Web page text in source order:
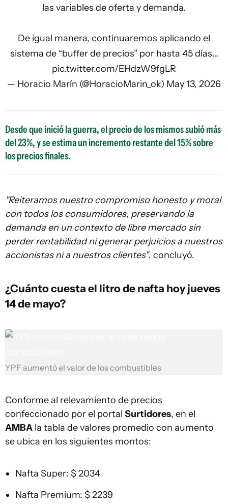
las variables de oferta y demanda.
De igual manera, continuaremos aplicando el
sistema de “buffer de precios” por hasta 45 días…
pic.twitter.com/EHdzW9fgLR
— Horacio Marín (@HoracioMarin_ok) May 13, 2026
Desde que inició la guerra, el precio de los mismos subió más
del 23%, y se estima un incremento restante del 15% sobre
los precios finales.
"Reiteramos nuestro compromiso honesto y moral
con todos los consumidores, preservando la
demanda en un contexto de libre mercado sin
perder rentabilidad ni generar perjuicios a nuestros
accionistas ni a nuestros clientes", concluyó.
¿Cuánto cuesta el litro de nafta hoy jueves
14 de mayo?
YPF aumentó el valor de los combustibles
Conforme al relevamiento de precios
confeccionado por el portal Surtidores, en el
AMBA la tabla de valores promedio con aumento
se ubica en los siguientes montos:
Nafta Super: $ 2034
Nafta Premium: $ 2239